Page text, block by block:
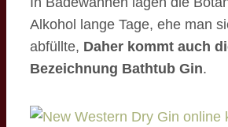
Alkohol lange Tage, ehe man
abfüllte, Daher kommt auch
Bezeichnung Bathtub Gin.